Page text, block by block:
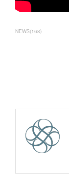
NEWS(168)